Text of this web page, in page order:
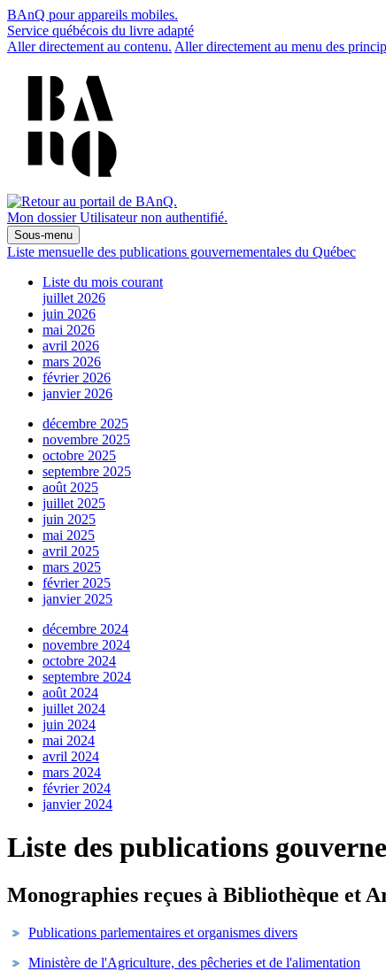
BAnQ pour appareils mobiles.
Service québécois du livre adapté
Aller directement au contenu. Aller directement au menu des
Mon dossier Utilisateur non authentifié.
Sous-menu
Liste mensuelle des publications gouvernementales du Québec
Liste du mois courant
juillet 2026
juin 2026
mai 2026
avril 2026
mars 2026
février 2026
janvier 2026
décembre 2025
novembre 2025
octobre 2025
septembre 2025
août 2025
juillet 2025
juin 2025
mai 2025
avril 2025
mars 2025
février 2025
janvier 2025
décembre 2024
novembre 2024
octobre 2024
septembre 2024
août 2024
juillet 2024
juin 2024
mai 2024
avril 2024
mars 2024
février 2024
janvier 2024
Liste des publications
Monographies reçues à Bibliothèque et
Publications parlementaires et organismes divers
Ministère de l'Agriculture, des pêcheries et de l'alimentation